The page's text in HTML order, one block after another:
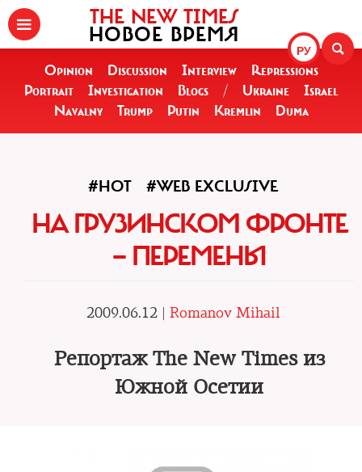
РУ
THE NEW TIMES
НОВОЕ ВРЕМЯ
Opinion Discussion Interview
Repressions
Portrait
Investigation Blogs / Ukraine
Israel
Navalny
Trump Putin Kremlin Duma
#HOT #WEB EXCLUSIVE
НА ГРУЗИНСКОМ ФРОНТЕ
— ПЕРЕМЕНЫ
2009.06.12 | Romanov Mihail
Репортаж The New Times из
Южной Осетии